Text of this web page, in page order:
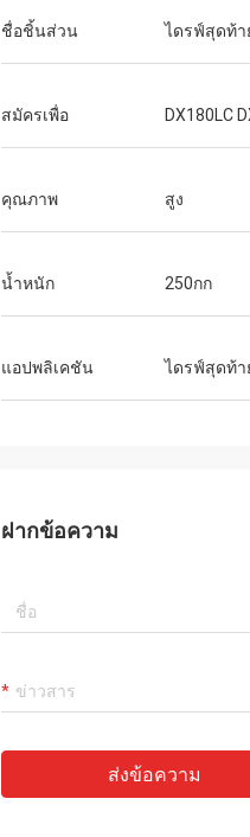
ชื่อชิ้นส่วน ไดรฟ์สุดท้า
สมัครเพื่อ DX180LC
คุณภาพ สูง
น้ำหนัก 250กก
แอปพลิเคชัน ไดรฟ์สุดท้า
ฝากข้อความ
ส่งข้อความ